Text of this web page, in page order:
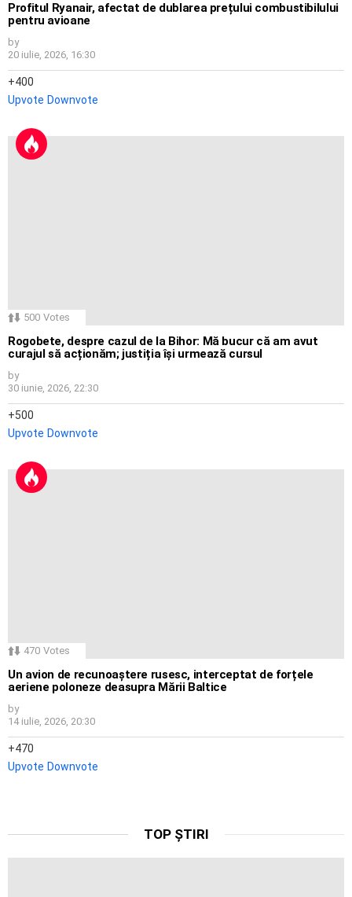
Profitul Ryanair, afectat de dublarea prețului combustibilului
pentru avioane
by
20 iulie, 2026, 16:30
400
Upvote Downvote
500 Votes
Rogobete, despre cazul de la Bihor: Mă bucur că am avut
curajul să acționăm; justiția își urmează cursul
by
30 iunie, 2026, 22:30
500
Upvote Downvote
470 Votes
Un avion de recunoaștere rusesc, interceptat de forțele
aeriene poloneze deasupra Mării Baltice
by
14 iulie, 2026, 20:30
470
Upvote Downvote
TOP ȘTIRI